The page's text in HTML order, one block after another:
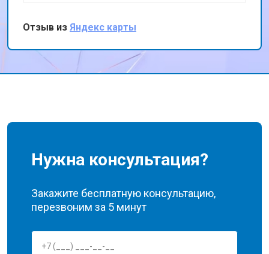
доволен качеством работы и скоростью
обслуживания. Спасибо за вашу
профессиональную помощь!
Отзыв из Яндекс карты
Нужна консультация?
Закажите бесплатную консультацию,
перезвоним за 5 минут